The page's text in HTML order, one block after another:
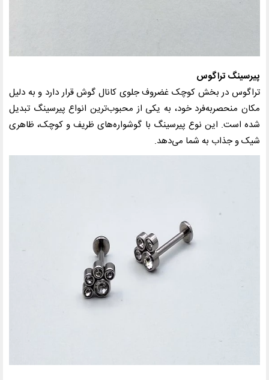
پیرسینگ تراگوس
تراگوس در بخش کوچک غضروف جلوی کانال گوش قرار دارد و به دلیل
مکان منحصربه‌فرد خود، به یکی از محبوب‌ترین انواع پیرسینگ تبدیل
شده است. این نوع پیرسینگ با گوشواره‌های ظریف و کوچک، ظاهری
شیک و جذاب به شما می‌دهد.